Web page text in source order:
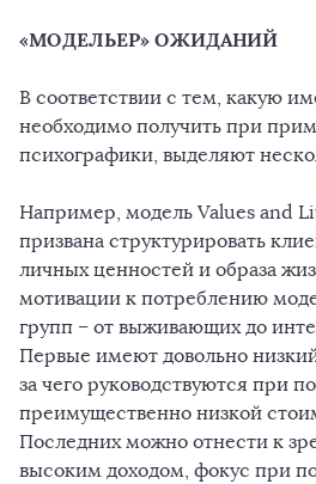
«МОДЕЛЬЕР» ОЖИДАНИЙ
В соответствии с тем, какую
необходимо получить при
психографики, выделяют
Например, модель Values and
призвана структурировать
личных ценностей и образа
мотивации к потреблению
групп – от выживающих до
Первые имеют довольно
за чего руководствуются при
преимущественно низкой
Последних можно отнести к
высоким доходом, фокус при